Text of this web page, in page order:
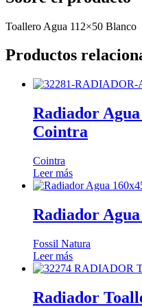
Toallero Agua 112×50 Blanco
Productos
Radiador
Cointra
Cointra
Leer más
Radiador
Fossil Natura
Leer más
Radiador